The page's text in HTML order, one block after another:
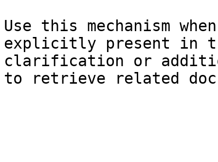
Use this mechanism
explicitly present in
clarification or